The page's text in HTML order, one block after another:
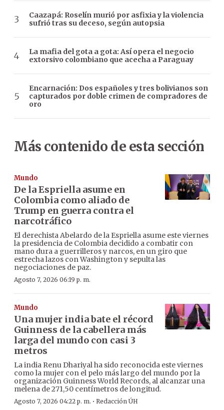
Caazapá: Roselín murió por asfixia y la violencia
sufrió tras su deceso, según autopsia
La mafia del gota a gota: Así opera el negocio
extorsivo colombiano que acecha a Paraguay
Encarnación: Dos españoles y tres bolivianos son
capturados por doble crimen de compradores de
oro
Más contenido de esta sección
Mundo
De la Espriella asume en
Colombia como aliado de
Trump en guerra contra el
narcotráfico
El derechista Abelardo de la Espriella asume este viernes
la presidencia de Colombia decidido a combatir con
mano dura a guerrilleros y narcos, en un giro que
estrecha lazos con Washington y sepulta las
negociaciones de paz.
Agosto 7, 2026 06:19 p. m.
Mundo
Una mujer india bate el récord
Guinness de la cabellera más
larga del mundo con casi 3
metros
La india Renu Dhariyal ha sido reconocida este viernes
como la mujer con el pelo más largo del mundo por la
organización Guinness World Records, al alcanzar una
melena de 271,50 centímetros de longitud.
Agosto 7, 2026 04:22 p. m. · Redacción ÚH